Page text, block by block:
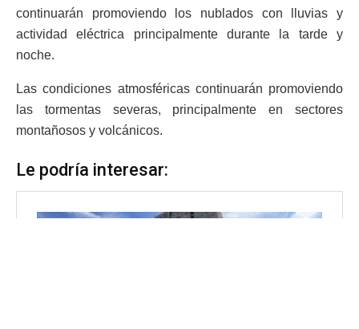
continuarán promoviendo los nublados con lluvias y
actividad eléctrica principalmente durante la tarde y
noche.
Las condiciones atmosféricas continuarán promoviendo
las tormentas severas, principalmente en sectores
montañosos y volcánicos.
Le podría interesar: